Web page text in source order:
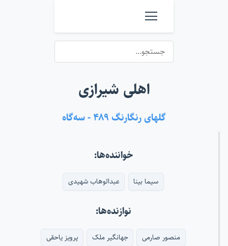
اهلی شیرازی
گلهای رنگارنگ ۴۸۹ - سه‌گاه
خواننده‌ها:
سیما بینا عبدالوهاب شهیدی
نوازنده‌ها:
منصور صارمی جهانگیر ملک پرویز یاحقی